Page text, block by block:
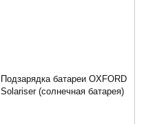
Подзарядка батареи OXFORD
Solariser (солнечная батарея)